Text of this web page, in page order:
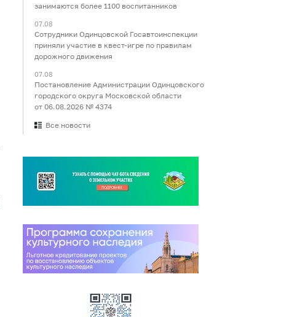
занимаются более 1100 воспитанников
07.08
Сотрудники Одинцовской Госавтоинспекции
приняли участие в квест-игре по правилам
дорожного движения
07.08
Постановление Администрации Одинцовского
городского округа Московской области
от 06.08.2026 № 4374
Все новости